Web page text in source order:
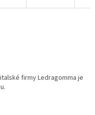
firmy Ledragomma je